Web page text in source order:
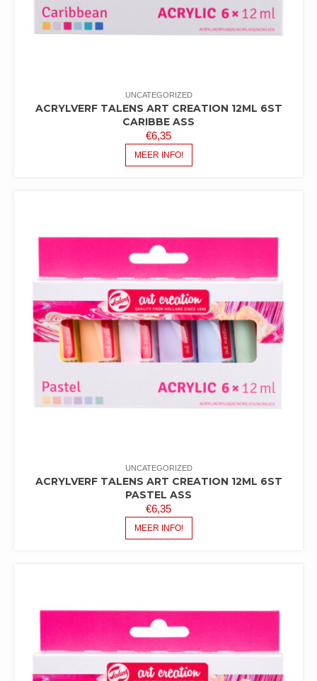
UNCATEGORIZED
ACRYLVERF TALENS ART CREATION 12ML 6ST
CARIBBE ASS
€6,35
MEER INFO!
UNCATEGORIZED
ACRYLVERF TALENS ART CREATION 12ML 6ST
PASTEL ASS
€6,35
MEER INFO!